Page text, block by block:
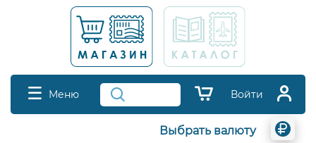
Меню Войти
Выбрать валюту